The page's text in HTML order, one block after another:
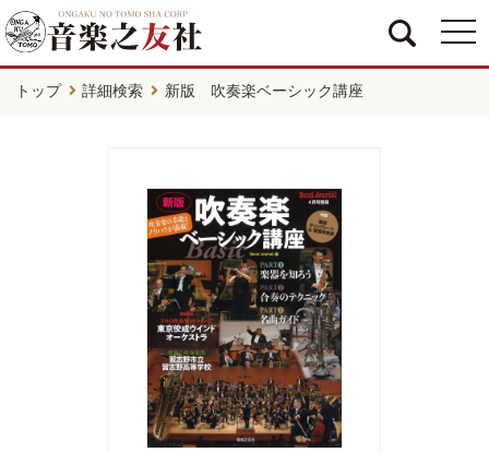
トップ 詳細検索 新版 吹奏楽ベーシック講座